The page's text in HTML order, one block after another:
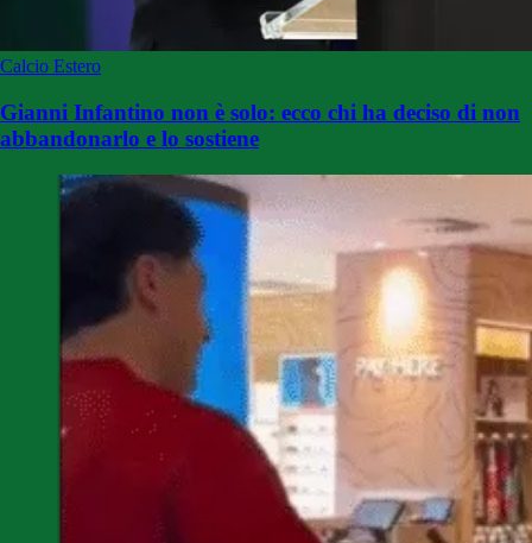
Calcio Estero
Gianni Infantino non è solo: ecco chi ha deciso di non
abbandonarlo e lo sostiene